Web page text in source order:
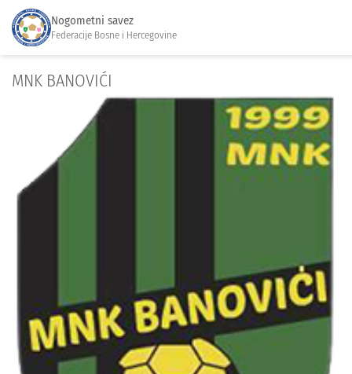
Nogometni savez
Federacije Bosne i Hercegovine
MNK BANOVIĆI